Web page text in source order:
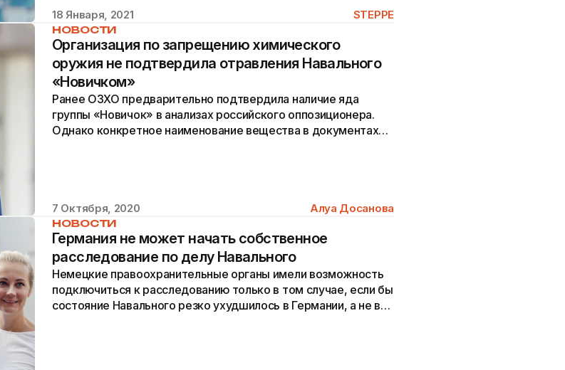
18 Января, 2021 STEPPE
НОВОСТИ
Организация по запрещению химического
оружия не подтвердила отравления Навального
«Новичком»
Ранее ОЗХО предварительно подтвердила наличие яда
группы «Новичок» в анализах российского оппозиционера.
Однако конкретное наименование вещества в документах
7 Октября, 2020 Алуа Досанова
НОВОСТИ
Германия не может начать собственное
расследование по делу Навального
Немецкие правоохранительные органы имели возможность
подключиться к расследованию только в том случае, если бы
состояние Навального резко ухудшилось в Германии, а не в